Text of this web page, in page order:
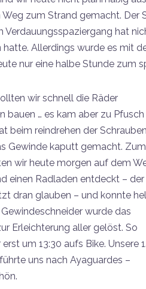
Weg zum Strand gemacht. Der
Verdauungsspaziergang hat
Allerdings wurde es mit
nur eine halbe Stunde zum
wir schnell die Räder
bauen … es kam aber zu
beim reindrehen der
Gewinde kaputt gemacht. Zum
wir heute morgen auf dem
einen Radladen entdeckt – der
dran glauben – und konnte
wurde das
Erleichterung aller gelöst. So
um 13:30 aufs Bike. Unsere
uns nach Ayaguardes –